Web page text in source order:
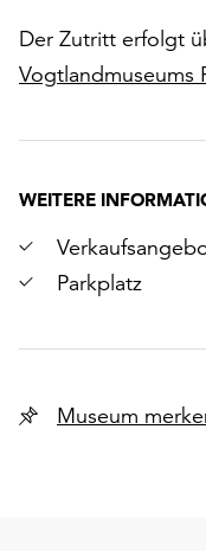
Der Zutritt erfolgt
Vogtlandmuseums
WEITERE
Parkplatz
Museum